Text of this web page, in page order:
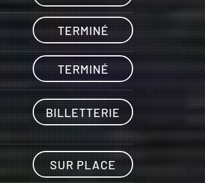
TERMINÉ
TERMINÉ
BILLETTERIE
SUR PLACE